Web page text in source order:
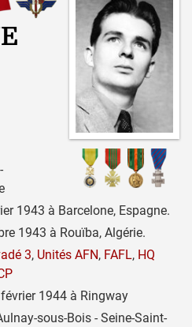
1943 à Barcelone, Espagne.
1943 à Rouïba, Algérie.
3, Unités AFN, FAFL, HQ
1944 à Ringway
sous-Bois - Seine-Saint-